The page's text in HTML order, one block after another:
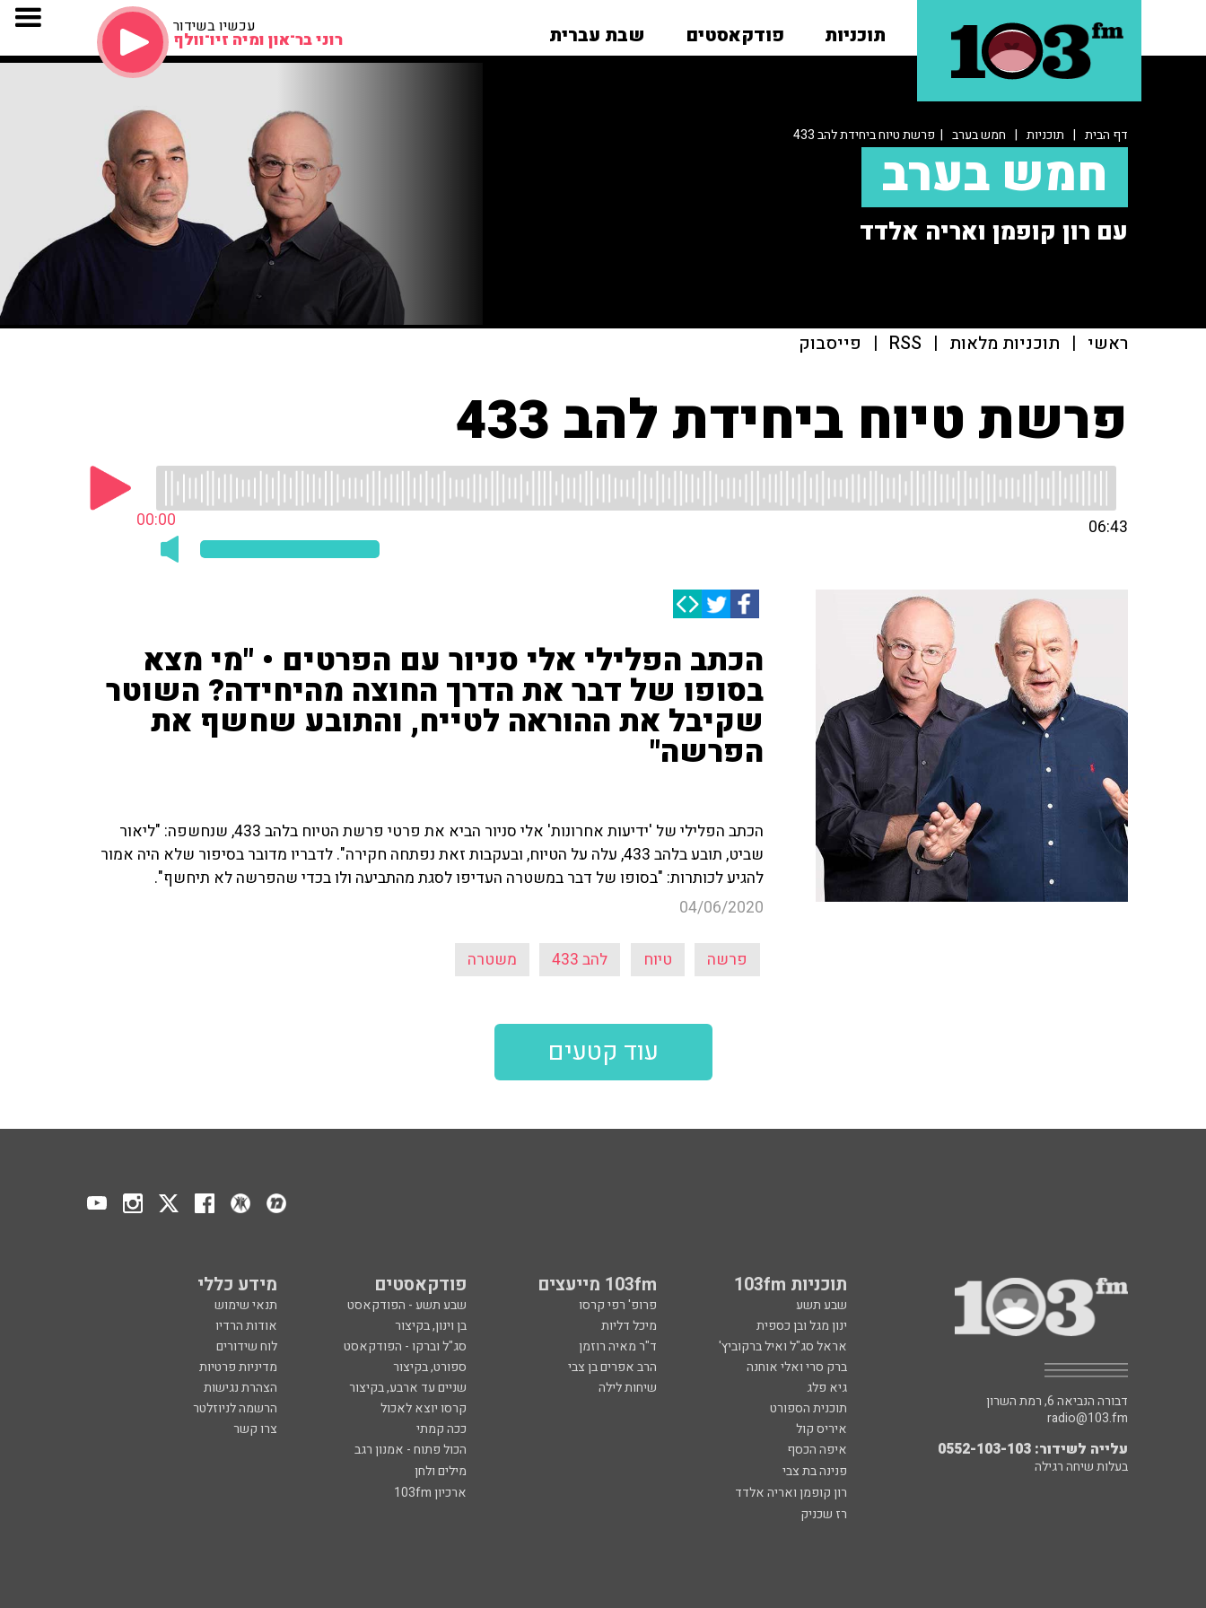
תוכניות פודקאסטים שבת עברית עכשיו בשידור
רוני בר־און ומיה זיו־וולף
דף הבית | תוכניות | חמש בערב | פרשת טיוח ביחידת להב 433
חמש בערב
עם רון קופמן ואריה אלדד
ראשי | תוכניות מלאות |
RSS
| פייסבוק
פרשת טיוח ביחידת להב 433
00:00 06:43
הכתב הפלילי אלי סניור עם הפרטים • "מי מצא
בסופו של דבר את הדרך החוצה מהיחידה? השוטר
שקיבל את ההוראה לטייח, והתובע שחשף את
הפרשה"
הכתב הפלילי של 'ידיעות אחרונות' אלי סניור הביא את פרטי פרשת הטיוח בלהב 433, שנחשפה: "ליאור
שביט, תובע בלהב 433, עלה על הטיוח, ובעקבות זאת נפתחה חקירה". לדבריו מדובר בסיפור שלא היה אמור
להגיע לכותרות: "בסופו של דבר במשטרה העדיפו לסגת מהתביעה ולו בכדי שהפרשה לא תיחשף".
04/06/2020
פרשה טיוח להב 433 משטרה
עוד קטעים
תוכניות 103fm 103fm מייעצים פודקאסטים מידע כללי
שבע תשע פרופ' רפי קרסו שבע תשע - הפודקאסט
תנאי שימוש
ינון מגל ובן כספית
מיכל דליות בן וינון, בקיצור
אודות הרדיו
אראל סג"ל ואיל ברקוביץ'
ד"ר מאיה רוזמן סג"ל וברקו - הפודקאסט
לוח שידורים
ברק סרי ואלי אוחנה
הרב אפרים בן צבי ספורט, בקיצור
מדיניות פרטיות
גיא פלג
שיחות לילה שניים עד ארבע, בקיצור
הצהרת נגישות
תוכנית הספורט
קרסו יוצא לאכול
הרשמה לניוזלטר
איריס קול
ככה קמתי
צרו קשר
איפה הכסף
הכול פתוח - אמנון רגב
פנינה בת צבי
מילים ולחן
רון קופמן ואריה אלדד
ארכיון 103fm
רז שכניק
דבורה הנביאה 6, רמת השרון
radio@103.fm
עלייה לשידור: 0552-103-103
בעלות שיחה רגילה